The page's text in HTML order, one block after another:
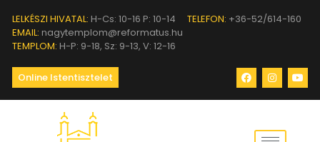
LELKÉSZI HIVATAL: H-Cs: 10-16 P: 10-14 TELEFON: +36-52/614-160
EMAIL: nagytemplom@reformatus.hu
TEMPLOM: H-P: 9-18, Sz: 9-13, V: 12-16
Online Istentisztelet